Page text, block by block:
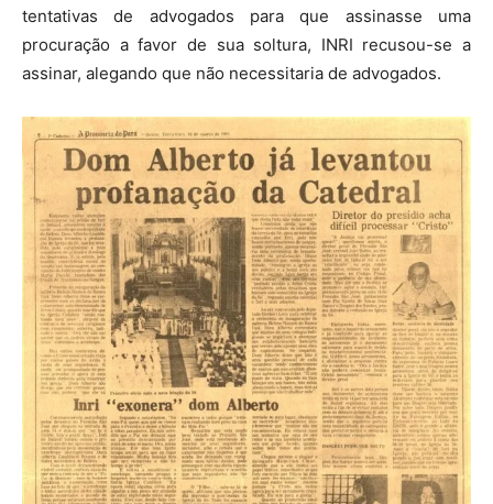
tentativas de advogados para que assinasse uma
procuração a favor de sua soltura, INRI recusou-se a
assinar, alegando que não necessitaria de advogados.